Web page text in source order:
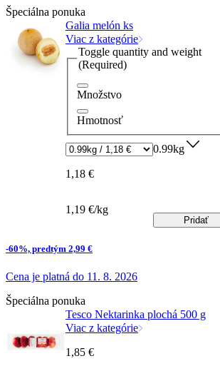
Špeciálna ponuka
Galia melón ks
Viac z kategórie
-60%, predtým 2,99 €
Cena je platná do 11. 8. 2026
Toggle quantity and weight
(Required)
Množstvo
Hmotnosť
0.99kg
1,18 €
1,19 €/kg
Pridať
Špeciálna ponuka
Tesco Nektarinka plochá 500 g
Viac z kategórie
1,85 €